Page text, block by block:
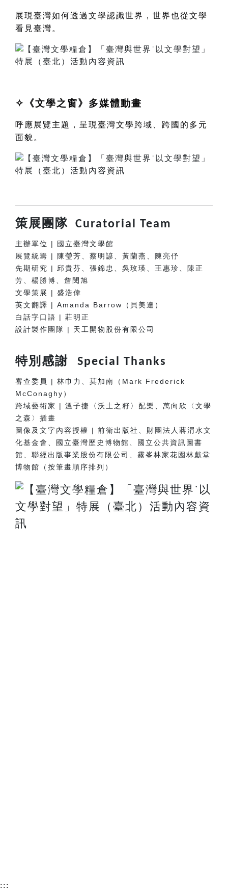
展現臺灣如何透過文學認識世界，世界也從文學
看見臺灣。
✧ 《文學之窗》多媒體動畫
呼應展覽主題，呈現臺灣文學跨域、跨國的多元
面貌。
策展團隊 Curatorial Team
主辦單位 | 國立臺灣文學館
展覽統籌 | 陳瑩芳、蔡明諺、黃蘭燕、陳亮伃
先期研究 | 邱貴芬、張錦忠、吳玫瑛、王惠珍、陳正
芳、楊勝博、詹閔旭
文學策展 | 盛浩偉
英文翻譯 | Amanda Barrow（貝美達）
白話字口語 | 莊明正
設計製作團隊 | 天工開物股份有限公司
特別感謝 Special Thanks
審查委員 | 林巾力、莫加南（Mark Frederick
McConaghy）
跨域藝術家 | 溫子捷〈沃土之籽〉配樂、萬向欣〈文學
之森〉插畫
圖像及文字內容授權 | 前衛出版社、財團法人蔣渭水文
化基金會、國立臺灣歷史博物館、國立公共資訊圖書
館、聯經出版事業股份有限公司、霧峯林家花園林獻堂
博物館（按筆畫順序排列）
:::